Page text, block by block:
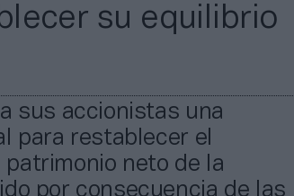
su equilibrio
sus accionistas una
para restablecer el
neto de la
por consecuencia de las